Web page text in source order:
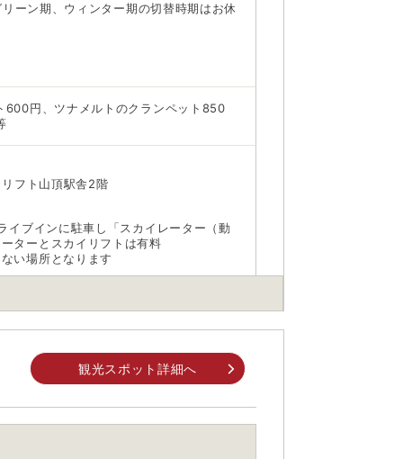
ーン期、ウィンター期の切替時期はお休
600円、ツナメルトのクランペット850
フト山頂駅舎2階
イブインに駐車し「スカイレーター（動
ターとスカイリフトは有料
い場所となります
観光スポット詳細へ